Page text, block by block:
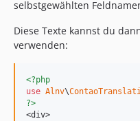
selbstgewählten
Diese Texte kannst du
verwenden:
<?php
use Alnv\
?>
<div>